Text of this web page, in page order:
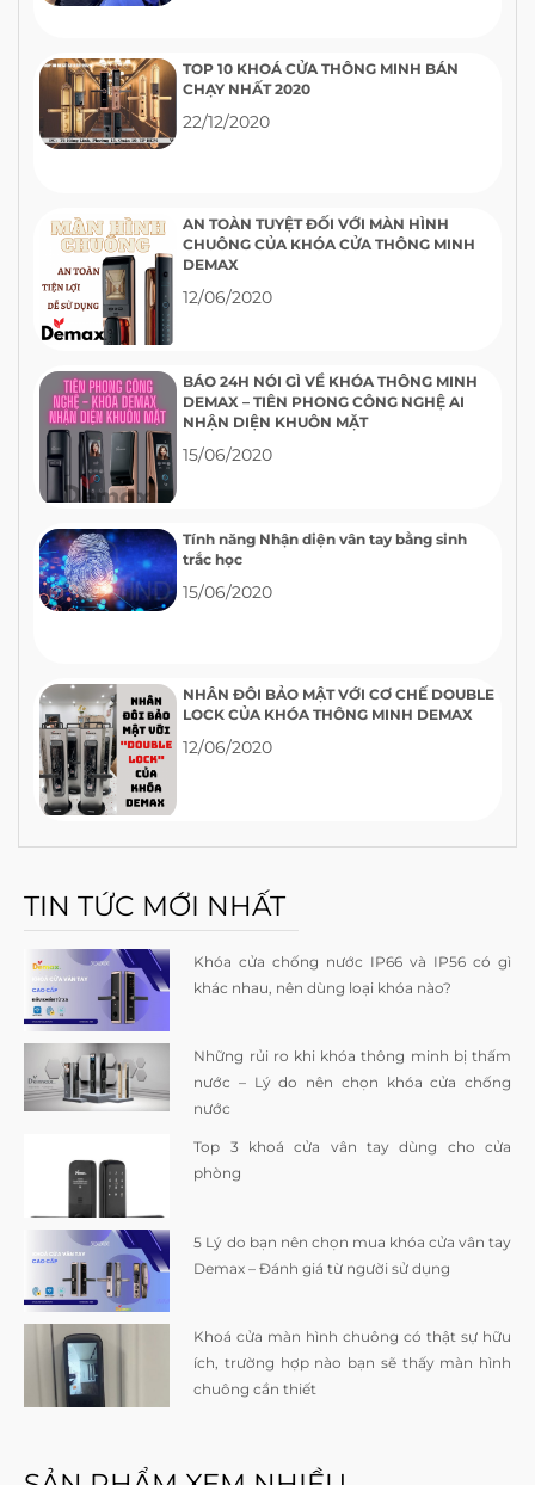
TOP 10 KHOÁ CỬA THÔNG MINH BÁN
CHẠY NHẤT 2020
22/12/2020
AN TOÀN TUYỆT ĐỐI VỚI MÀN HÌNH
CHUÔNG CỦA KHÓA CỬA THÔNG MINH
DEMAX
12/06/2020
BÁO 24H NÓI GÌ VỀ KHÓA THÔNG MINH
DEMAX – TIÊN PHONG CÔNG NGHỆ AI
NHẬN DIỆN KHUÔN MẶT
15/06/2020
Tính năng Nhận diện vân tay bằng sinh
trắc học
15/06/2020
NHÂN ĐÔI BẢO MẬT VỚI CƠ CHẾ DOUBLE
LOCK CỦA KHÓA THÔNG MINH DEMAX
12/06/2020
TIN TỨC MỚI NHẤT
Khóa cửa chống nước IP66 và IP56 có gì
khác nhau, nên dùng loại khóa nào?
Những rủi ro khi khóa thông minh bị thấm
nước – Lý do nên chọn khóa cửa chống
nước
Top 3 khoá cửa vân tay dùng cho cửa
phòng
5 Lý do bạn nên chọn mua khóa cửa vân tay
Demax – Đánh giá từ người sử dụng
Khoá cửa màn hình chuông có thật sự hữu
ích, trường hợp nào bạn sẽ thấy màn hình
chuông cần thiết